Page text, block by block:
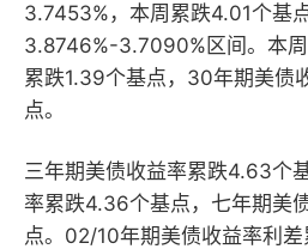
3.7453%，本周累跌4.01个基
3.8746%-3.7090%区间。本
累跌1.39个基点，30年期美债
点。
三年期美债收益率累跌4.63个
率累跌4.36个基点，七年期美
点。02/10年期美债收益率利